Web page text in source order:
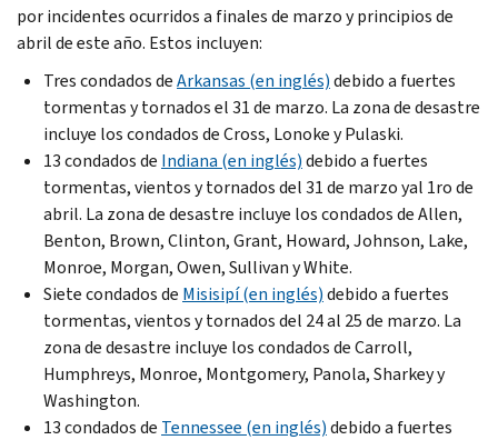
por incidentes ocurridos a finales de marzo y principios de
abril de este año. Estos incluyen:
Tres condados deArkansas (en inglés)debido a fuertes
tormentas y tornados el 31 de marzo. La zona de desastre
incluye los condados deCross, LonokeyPulaski.
13 condados de Indiana (en inglés)debido a fuertes
tormentas, vientos y tornados del 31 de marzo yal 1ro de
abril. La zona de desastre incluye los condados deAllen,
Benton, Brown, Clinton, Grant, Howard, Johnson, Lake,
Monroe, Morgan, Owen, SullivanyWhite.
Siete condados de Misisipí (en inglés)debido a fuertes
tormentas, vientos y tornados del 24 al 25 de marzo. La
zona de desastre incluye los condados deCarroll,
Humphreys, Monroe, Montgomery, Panola, Sharkeyy
Washington.
13 condados de Tennessee (en inglés)debido a fuertes